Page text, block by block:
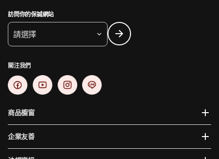
訪問你的保誠網站
請選擇
關注我們
商品櫥窗
企業友善